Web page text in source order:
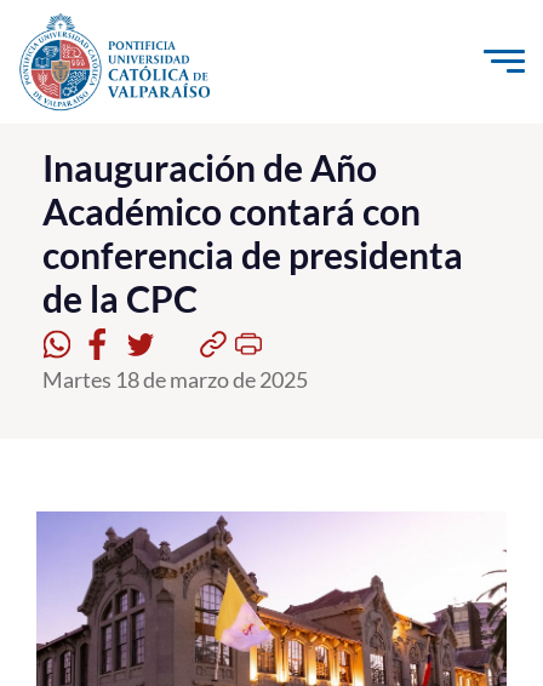
Click acá para ir directamente al contenido
La Universidad
Investigación, Creación e Innovación
PUCV Internacional
Vinculación con el Medio
Admisión
Formación Continua
Estudiantes
Académicos
Inauguración de Año
Académico contará con
conferencia de presidenta
de la CPC
Martes 18 de marzo de 2025